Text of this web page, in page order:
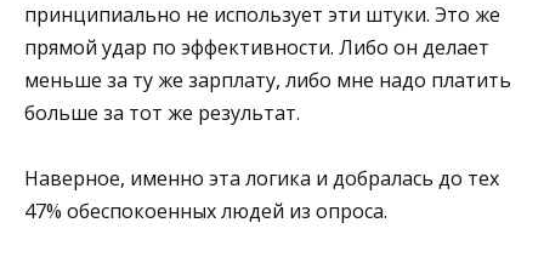
принципиально не использует эти штуки. Это же
прямой удар по эффективности. Либо он делает
меньше за ту же зарплату, либо мне надо платить
больше за тот же результат.
Наверное, именно эта логика и добралась до тех
47% обеспокоенных людей из опроса.